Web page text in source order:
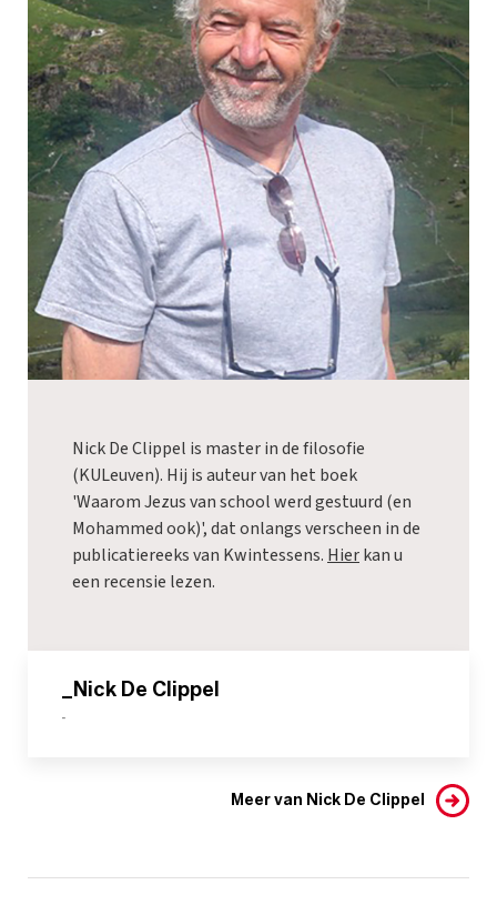
Nick De Clippel is master in de filosofie
(KULeuven). Hij is auteur van het boek
'Waarom Jezus van school werd gestuurd (en
Mohammed ook)', dat onlangs verscheen in de
publicatiereeks van Kwintessens. Hierkan u
een recensie lezen.
_Nick De Clippel
-
Meer van Nick De Clippel